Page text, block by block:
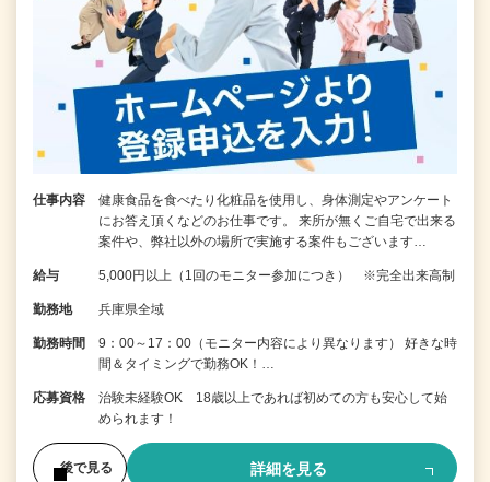
仕事内容
健康食品を食べたり化粧品を使用し、身体測定やアンケート
にお答え頂くなどのお仕事です。 来所が無くご自宅で出来る
案件や、弊社以外の場所で実施する案件もございます…
給与 5,000円以上（1回のモニター参加につき） ※完全出来高制
勤務地 兵庫県全域
勤務時間
9：00～17：00（モニター内容により異なります） 好きな時
間＆タイミングで勤務OK！…
応募資格
治験未経験OK 18歳以上であれば初めての方も安心して始
められます！
後で見る 詳細を見る